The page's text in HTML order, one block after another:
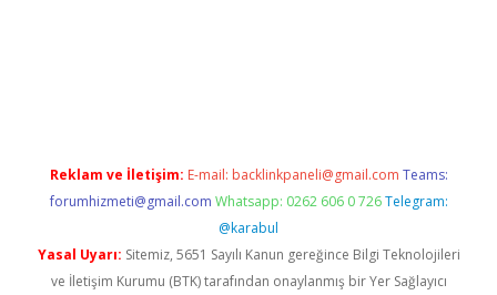
Reklam ve İletişim: E-mail: backlinkpaneli@gmail.com Teams:
forumhizmeti@gmail.com Whatsapp: 0262 606 0 726 Telegram:
@karabul
Yasal Uyarı: Sitemiz, 5651 Sayılı Kanun gereğince Bilgi Teknolojileri
ve İletişim Kurumu (BTK) tarafından onaylanmış bir Yer Sağlayıcı